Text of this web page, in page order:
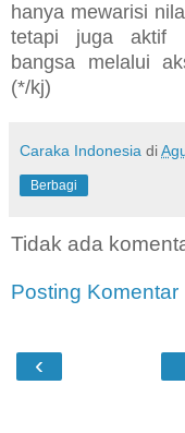
hanya mewarisi
tetapi juga aktif
bangsa melalui
(*/kj)
Caraka Indonesia di
Berbagi
Tidak ada
Posting Komentar
‹